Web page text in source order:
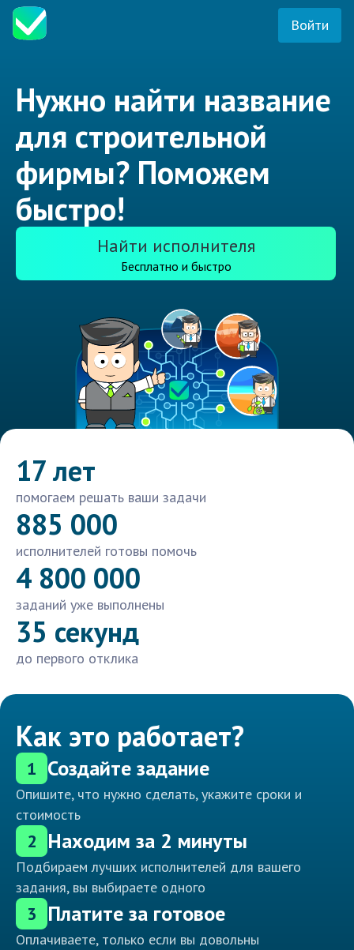
Войти
Нужно найти название
для строительной
фирмы? Поможем
быстро!
Найти исполнителя
Бесплатно и быстро
17 лет
помогаем решать ваши задачи
885 000
исполнителей готовы помочь
4 800 000
заданий уже выполнены
35 секунд
до первого отклика
Как это работает?
1 Создайте задание
Опишите, что нужно сделать, укажите сроки и
стоимость
2 Находим за 2 минуты
Подбираем лучших исполнителей для вашего
задания, вы выбираете одного
3 Платите за готовое
Оплачиваете, только если вы довольны